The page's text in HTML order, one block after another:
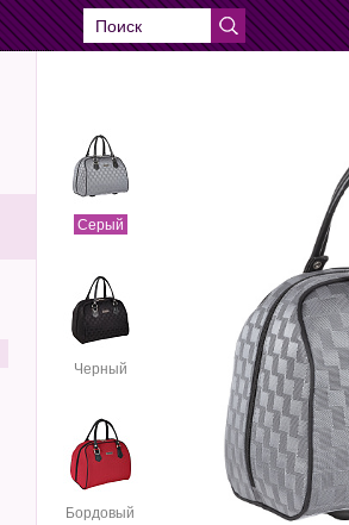
Серый
Черный
Бордовый